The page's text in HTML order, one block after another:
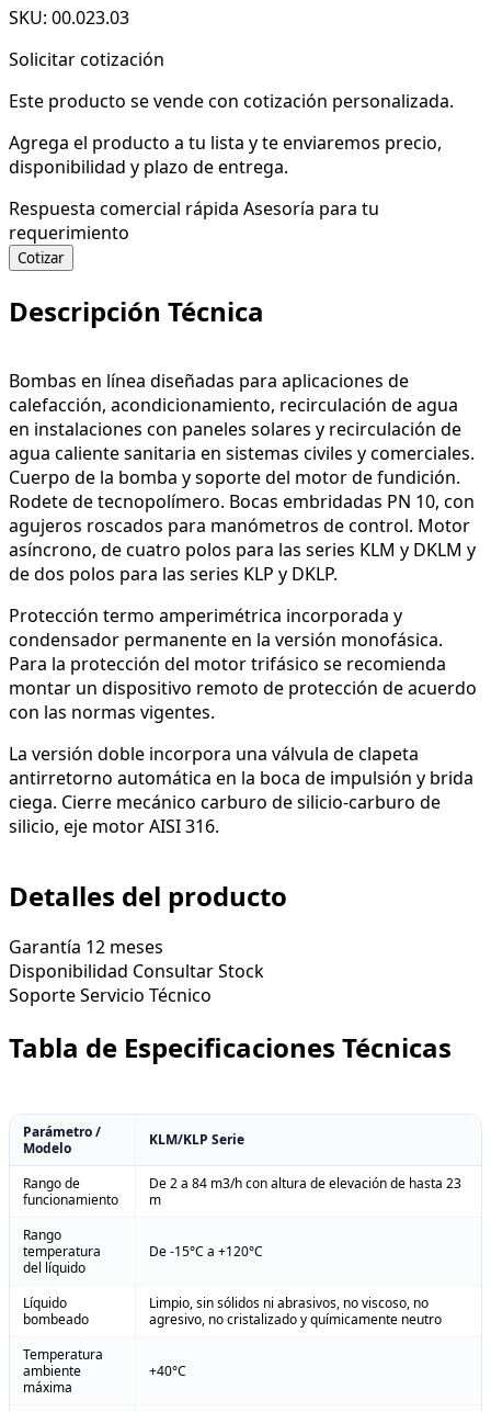
SKU: 00.023.03
Solicitar cotización
Este producto se vende con cotización personalizada.
Agrega el producto a tu lista y te enviaremos precio,
disponibilidad y plazo de entrega.
Respuesta comercial rápida Asesoría para tu
requerimiento
Cotizar
Descripción Técnica
Bombas en línea diseñadas para aplicaciones de
calefacción, acondicionamiento, recirculación de agua
en instalaciones con paneles solares y recirculación de
agua caliente sanitaria en sistemas civiles y comerciales.
Cuerpo de la bomba y soporte del motor de fundición.
Rodete de tecnopolímero. Bocas embridadas PN 10, con
agujeros roscados para manómetros de control. Motor
asíncrono, de cuatro polos para las series KLM y DKLM y
de dos polos para las series KLP y DKLP.
Protección termo amperimétrica incorporada y
condensador permanente en la versión monofásica.
Para la protección del motor trifásico se recomienda
montar un dispositivo remoto de protección de acuerdo
con las normas vigentes.
La versión doble incorpora una válvula de clapeta
antirretorno automática en la boca de impulsión y brida
ciega. Cierre mecánico carburo de silicio-carburo de
silicio, eje motor AISI 316.
Detalles del producto
Garantía 12 meses
Disponibilidad Consultar Stock
SoporteServicio Técnico
Tabla de Especificaciones Técnicas
Parámetro /
Modelo
KLM/KLP Serie
Rango de
funcionamiento
De 2 a 84 m3/h con altura de elevación de hasta 23
m
Rango
temperatura
del líquido
De -15°C a +120°C
Líquido
bombeado
Limpio, sin sólidos ni abrasivos, no viscoso, no
agresivo, no cristalizado y químicamente neutro
Temperatura
ambiente
máxima
+40°C